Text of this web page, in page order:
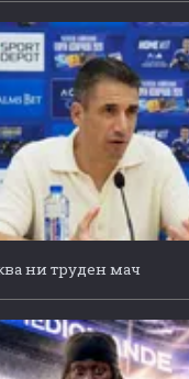
ни труден мач